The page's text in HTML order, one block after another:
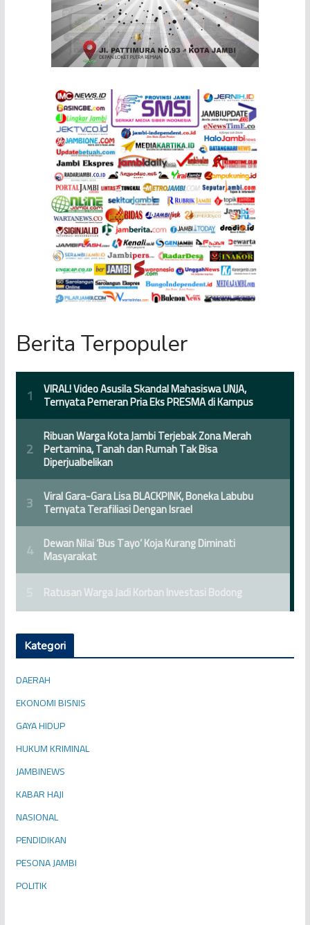
Berita Terpopuler
Kategori
DAERAH
EKONOMI BISNIS
GAYA HIDUP
HUKUM KRIMINAL
JAMBINEWS
KABAR HAJI
NASIONAL
PENDIDIKAN
PESONA JAMBI
POLITIK